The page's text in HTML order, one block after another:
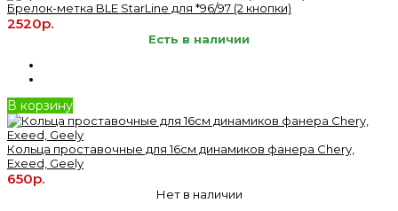
Брелок-метка BLE StarLine для *96/97 (2 кнопки)
2520р.
Есть в наличии
В корзину
Кольца проставочные для 16см динамиков фанера Chery,
Exeed, Geely
650р.
Нет в наличии